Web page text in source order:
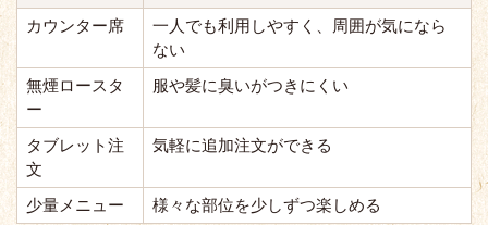
カウンター席
一人でも利用しやすく、周囲が気になら
ない
無煙ロースタ
ー
服や髪に臭いがつきにくい
タブレット注
文
気軽に追加注文ができる
少量メニュー 様々な部位を少しずつ楽しめる